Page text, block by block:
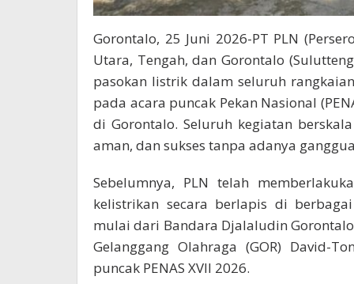
Gorontalo, 25 Juni 2026-PT PLN
Utara, Tengah, dan Gorontalo
pasokan listrik dalam seluruh
pada acara puncak Pekan Nasional
di Gorontalo. Seluruh kegiatan
aman, dan sukses tanpa adanya
Sebelumnya, PLN telah
kelistrikan secara berlapis di
mulai dari Bandara Djalaludin
Gelanggang Olahraga (GOR) David-
puncak PENAS XVII 2026.